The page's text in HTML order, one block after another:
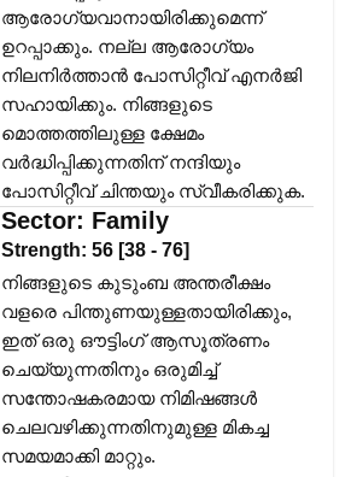
ആരോഗ്യവാനായിരിക്കുമെന്ന്
ഉറപ്പാക്കും. നല്ല ആരോഗ്യം
നിലനിർത്താൻ പോസിറ്റീവ് എനർജി
സഹായിക്കും. നിങ്ങളുടെ
മൊത്തത്തിലുള്ള ക്ഷേമം
വർദ്ധിപ്പിക്കുന്നതിന് നന്ദിയും
പോസിറ്റീവ് ചിന്തയും സ്വീകരിക്കുക.
Sector: Family
Strength: 56 [38 - 76]
നിങ്ങളുടെ കുടുംബ അന്തരീക്ഷം
വളരെ പിന്തുണയുള്ളതായിരിക്കും,
ഇത് ഒരു ഔട്ടിംഗ് ആസൂത്രണം
ചെയ്യുന്നതിനും ഒരുമിച്ച്
സന്തോഷകരമായ നിമിഷങ്ങൾ
ചെലവഴിക്കുന്നതിനുമുള്ള മികച്ച
സമയമാക്കി മാറ്റും.